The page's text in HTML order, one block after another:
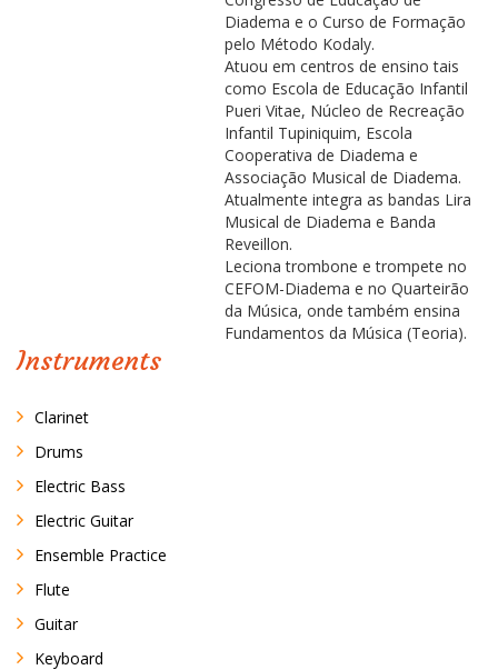
Diadema e o Curso de Formação
pelo Método Kodaly.
Atuou em centros de ensino tais
como Escola de Educação Infantil
Pueri Vitae, Núcleo de Recreação
Infantil Tupiniquim, Escola
Cooperativa de Diadema e
Associação Musical de Diadema.
Atualmente integra as bandas Lira
Musical de Diadema e Banda
Reveillon.
Leciona trombone e trompete no
CEFOM-Diadema e no Quarteirão
da Música, onde também ensina
Fundamentos da Música (Teoria).
Instruments
Clarinet
Drums
Electric Bass
Electric Guitar
Ensemble Practice
Flute
Guitar
Keyboard